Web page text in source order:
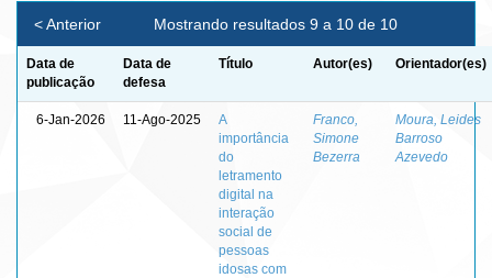
Mostrando resultados 9 a 10 de 10
< Anterior
Data de
publicação
Data de
defesa
Título Autor(es) Orientador(es)
6-Jan-2026 11-Ago-2025
A
importância
do
letramento
digital na
interação
social de
pessoas
idosas com
Franco,
Simone
Bezerra
Moura, Leides
Barroso
Azevedo